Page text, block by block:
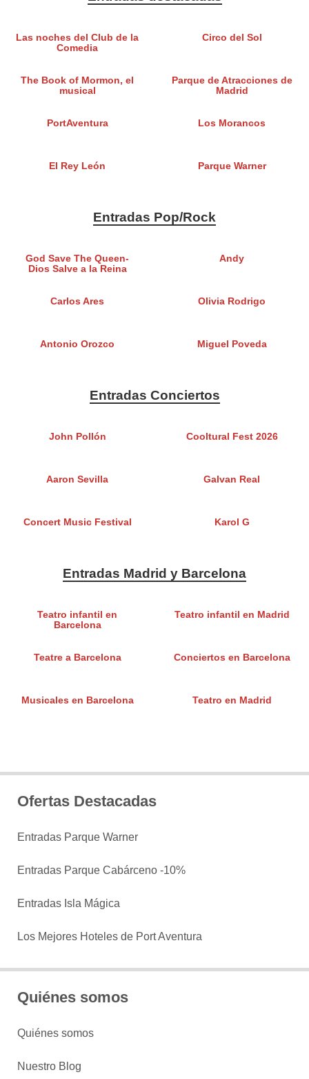
Las noches del Club de la
Comedia
Circo del Sol
The Book of Mormon, el
musical
Parque de Atracciones de
Madrid
PortAventura Los Morancos
El Rey León Parque Warner
Entradas Pop/Rock
God Save The Queen-
Dios Salve a la Reina
Andy
Carlos Ares Olivia Rodrigo
Antonio Orozco Miguel Poveda
Entradas Conciertos
John Pollón Cooltural Fest 2026
Aaron Sevilla Galvan Real
Concert Music Festival Karol G
Entradas Madrid y Barcelona
Teatro infantil en
Barcelona
Teatro infantil en Madrid
Teatre a Barcelona Conciertos en Barcelona
Musicales en Barcelona Teatro en Madrid
Ofertas Destacadas
Entradas Parque Warner
Entradas Parque Cabárceno -10%
Entradas Isla Mágica
Los Mejores Hoteles de Port Aventura
Quiénes somos
Quiénes somos
Nuestro Blog